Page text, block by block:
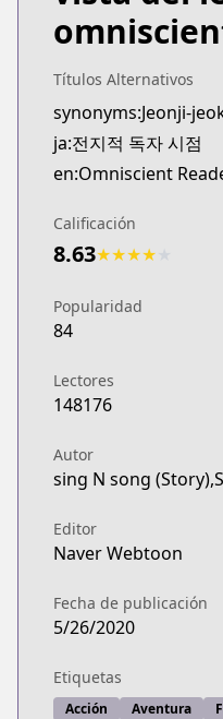
Webtoons
https://
Webtoons
https://
Webtoons
Webtoons
Webtoons
Webtoons
Naver Webtoon
Naver Webtoon
Títulos Alternativos
synonyms:Jeonji-
ja:전지적 독자 시점
en:Omniscient
Calificación
8.63★★★★
Popularidad
84
Lectores
148176
Autor
sing N song
Editor
Naver Webtoon
Fecha de publicación
5/26/2020
Etiquetas
Acción Aventura